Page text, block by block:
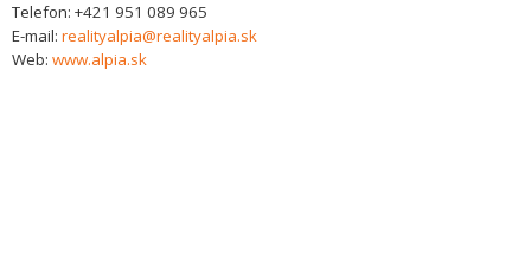
Telefon: +421 951 089 965
E-mail: realityalpia@realityalpia.sk
Web: www.alpia.sk